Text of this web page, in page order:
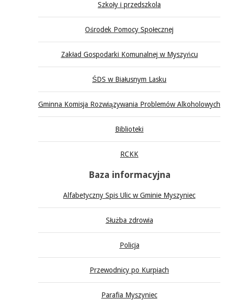
Szkoły i przedszkola
Ośrodek Pomocy Społecznej
Zakład Gospodarki Komunalnej w Myszyńcu
ŚDS w Białusnym Lasku
Gminna Komisja Rozwiązywania Problemów Alkoholowych
Biblioteki
RCKK
Baza informacyjna
Alfabetyczny Spis Ulic w Gminie Myszyniec
Służba zdrowia
Policja
Przewodnicy po Kurpiach
Parafia Myszyniec